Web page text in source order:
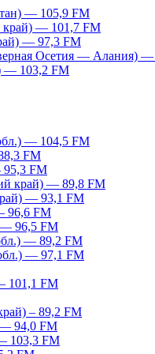
— 105,9 FM
край) — 101,7 FM
— 97,3 FM
Осетия — Алания)
— 103,2 FM
— 104,5 FM
FM
95,3 FM
край) — 89,8 FM
— 93,1 FM
96,6 FM
— 96,5 FM
— 89,2 FM
— 97,1 FM
101,1 FM
– 89,2 FM
— 94,0 FM
103,3 FM